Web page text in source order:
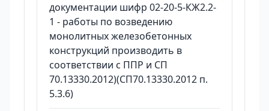
документации шифр 02-20-5-КЖ2.2-
1 - работы по возведению
монолитных железобетонных
конструкций производить в
соответствии с ППР и СП
70.13330.2012)(СП70.13330.2012 п.
5.3.6)